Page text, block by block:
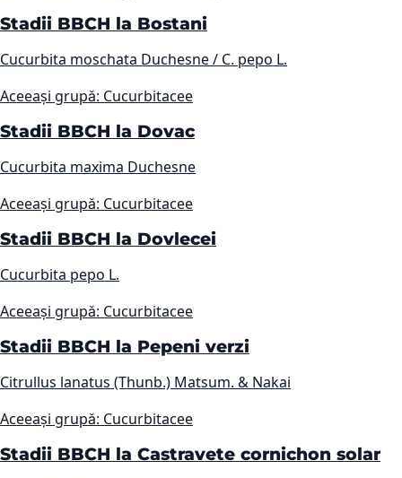
Stadii BBCH la Bostani
Cucurbita moschata Duchesne / C. pepo L.
Aceeași grupă: Cucurbitacee
Stadii BBCH la Dovac
Cucurbita maxima Duchesne
Aceeași grupă: Cucurbitacee
Stadii BBCH la Dovlecei
Cucurbita pepo L.
Aceeași grupă: Cucurbitacee
Stadii BBCH la Pepeni verzi
Citrullus lanatus (Thunb.) Matsum. & Nakai
Aceeași grupă: Cucurbitacee
Stadii BBCH la Castravete cornichon solar